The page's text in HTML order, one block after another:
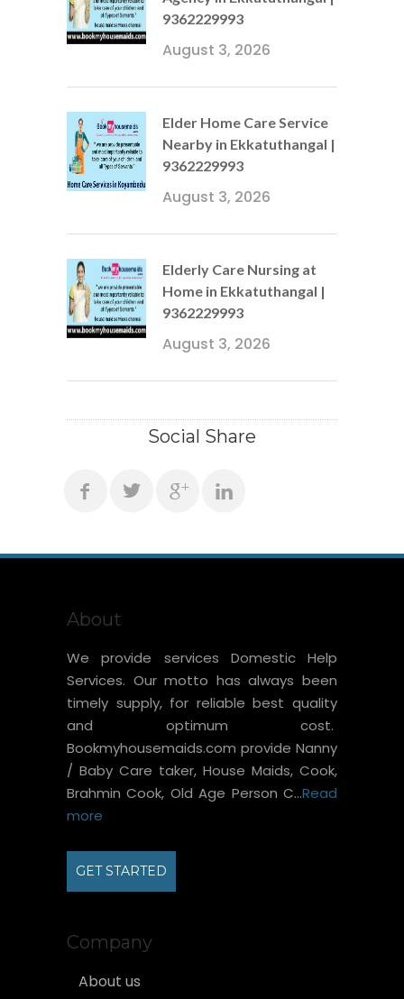
9362229993
August 3, 2026
Elder Home Care Service
Nearby in Ekkatuthangal |
9362229993
August 3, 2026
Elderly Care Nursing at
Home in Ekkatuthangal |
9362229993
August 3, 2026
Social Share
About
We provide services Domestic Help
Services. Our motto has always been
timely supply, for reliable best quality
and optimum cost.
Bookmyhousemaids.com provide Nanny
/ Baby Care taker, House Maids, Cook,
Brahmin Cook, Old Age Person C...Read
more
GET STARTED
Company
About us